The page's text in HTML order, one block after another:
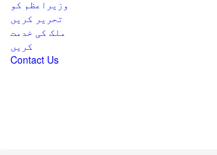
وزیراعظم کو
تحریر کریں
ملک کی خدمت
کریں
Contact Us